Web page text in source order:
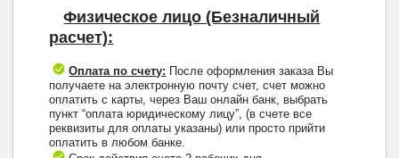
Физическое лицо (Безналичный
расчет):
Оплата по счету: После оформления заказа Вы
получаете на электронную почту счет, счет можно
оплатить с карты, через Ваш онлайн банк, выбрать
пункт “оплата юридическому лицу”, (в счете все
реквизиты для оплаты указаны) или просто прийти
оплатить в любом банке.